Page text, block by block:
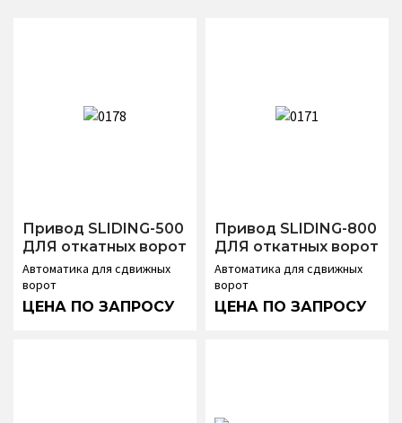
Привод SLIDING-500
ДЛЯ откатных ворот
Автоматика для сдвижных
ворот
Привод SLIDING-800
ДЛЯ откатных ворот
Автоматика для сдвижных
ворот